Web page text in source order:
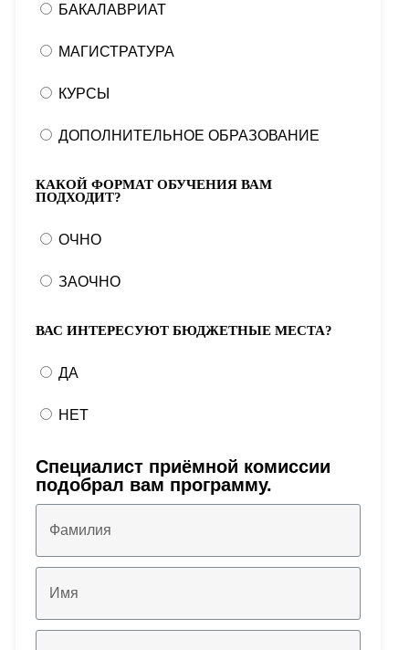
БАКАЛАВРИАТ
МАГИСТРАТУРА
КУРСЫ
ДОПОЛНИТЕЛЬНОЕ ОБРАЗОВАНИЕ
КАКОЙ ФОРМАТ ОБУЧЕНИЯ ВАМ
ПОДХОДИТ?
ОЧНО
ЗАОЧНО
ВАС ИНТЕРЕСУЮТ БЮДЖЕТНЫЕ МЕСТА?
ДА
НЕТ
Специалист приёмной комиссии
подобрал вам программу.